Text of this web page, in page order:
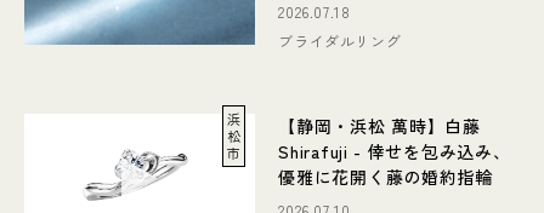
2026.07.18
ブライダルリング
浜
松
市
【静岡・浜松 萬時】白藤
Shirafuji - 倖せを包み込み、
優雅に花開く藤の婚約指輪